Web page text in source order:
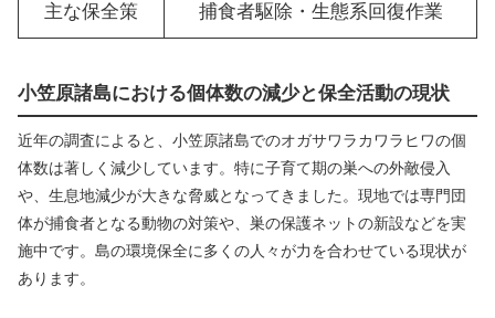
主な保全策 捕食者駆除・生態系回復作業
小笠原諸島における個体数の減少と保全活動の現状
近年の調査によると、小笠原諸島でのオガサワラカワラヒワの個
体数は著しく減少しています。特に子育て期の巣への外敵侵入
や、生息地減少が大きな脅威となってきました。現地では専門団
体が捕食者となる動物の対策や、巣の保護ネットの新設などを実
施中です。島の環境保全に多くの人々が力を合わせている現状が
あります。